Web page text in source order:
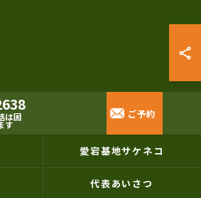
は固
す
ご予約
愛宕基地サケネコ
代表あいさつ